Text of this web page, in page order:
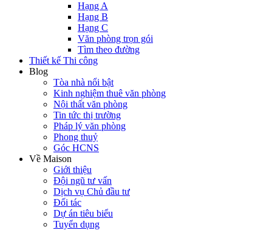
Hạng A
Hạng B
Hạng C
Văn phòng trọn gói
Tìm theo đường
Thiết kế Thi công
Blog
Tòa nhà nổi bật
Kinh nghiệm thuê văn phòng
Nội thất văn phòng
Tin tức thị trường
Pháp lý văn phòng
Phong thuỷ
Góc HCNS
Về Maison
Giới thiệu
Đội ngũ tư vấn
Dịch vụ Chủ đầu tư
Đối tác
Dự án tiêu biểu
Tuyển dụng